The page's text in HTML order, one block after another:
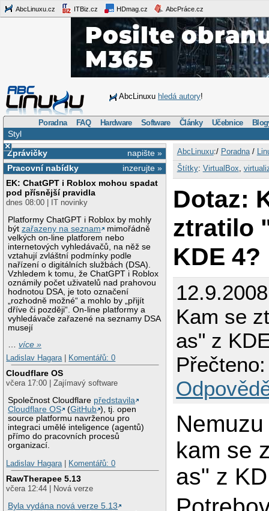
AbcLinuxu.cz ITBiz.cz HDmag.cz AbcPráce.cz
AbcLinuxu hledá autory!
Poradna FAQ Hardware Software Články Učebnice
Styl
×
napište »
Zprávičky
inzerujte »
Pracovní nabídky
EK: ChatGPT i Roblox mohou spadat
pod přísnější pravidla
dnes 08:00 | IT novinky
Platformy ChatGPT i Roblox by mohly
býtzařazeny na seznam
mimořádně
velkých on-line platforem nebo
internetových vyhledávačů, na něž se
vztahují zvláštní podmínky podle
nařízení o digitálních službách (DSA).
Vzhledem k tomu, že ChatGPT i Roblox
oznámily počet uživatelů nad prahovou
hodnotou DSA, je toto označení
„rozhodně možné“ a mohlo by „přijít
dříve či později“. On-line platformy a
vyhledávače zařazené na seznamy DSA
musejí
…více »
Ladislav Hagara
Komentářů: 0
Cloudflare OS
včera 17:00 | Zajímavý software
Společnost Cloudflare představila
Cloudflare OS
(GitHub ), tj. open
source platformu navrženou pro
integraci umělé inteligence (agentů)
přímo do pracovních procesů
organizací.
Ladislav Hagara
Komentářů: 0
RawTherapee 5.13
včera 12:44 | Nová verze
Byla vydána nová verze 5.13
AbcLinuxu:/ Poradna/
Štítky: VirtualBox
Dotaz:
ztratilo
KDE 4?
Kam se
as" z
kam se
as" z